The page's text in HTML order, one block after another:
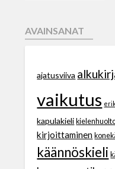
AVAINSANAT
ajatusviiva
vaikutus
kapulakieli
kirjoittaminen
käännöskieli